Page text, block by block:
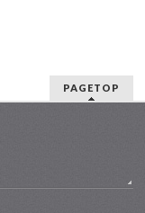
PAGETOP